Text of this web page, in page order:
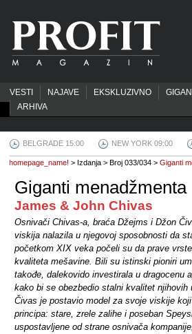
VESTI NAJAVE EKSKLUZIVNO
ARHIVA
BELGRADE 15:00 NEW YORK 09:00
homepage_name! > Izdanja > Broj 033/034 > Giganti
Giganti menadžmenta
James & John Chivas
Osnivači Chivas-a, braća Džejms i Džon
viskija nalazila u njegovoj sposobnosti da
početkom XIX veka počeli su da prave
kvaliteta mešavine. Bili su istinski pioniri
takođe, dalekovido investirala u dragocenu
kako bi se obezbedio stalni kvalitet
Čivas je postavio model za svoje viskije
principa: stare, zrele zalihe i poseban
uspostavljene od strane osnivača